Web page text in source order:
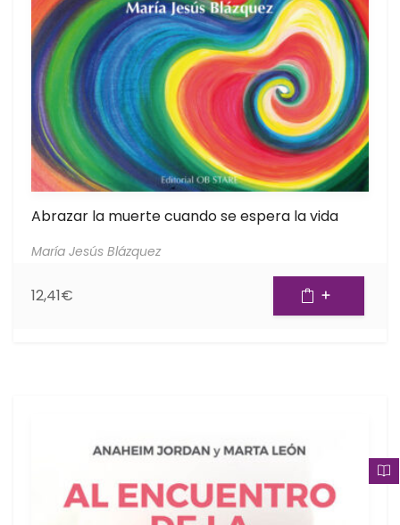
Abrazar la muerte cuando se espera la vida
María Jesús Blázquez
12,41€